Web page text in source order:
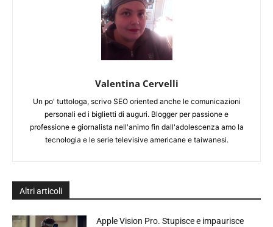
Valentina Cervelli
Un po' tuttologa, scrivo SEO oriented anche le comunicazioni
personali ed i biglietti di auguri. Blogger per passione e
professione e giornalista nell'animo fin dall'adolescenza amo la
tecnologia e le serie televisive americane e taiwanesi.
Altri articoli
Apple Vision Pro. Stupisce e impaurisce